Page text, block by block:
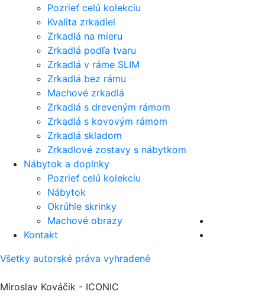
Pozrieť celú kolekciu
Kvalita zrkadiel
Zrkadlá na mieru
Zrkadlá podľa tvaru
Zrkadlá v ráme SLIM
Zrkadlá bez rámu
Machové zrkadlá
Zrkadlá s dreveným rámom
Zrkadlá s kovovým rámom
Zrkadlá skladom
Zrkadlové zostavy s nábytkom
Nábytok a doplnky
Pozrieť celú kolekciu
Nábytok
Okrúhle skrinky
Machové obrazy
Kontakt
Všetky autorské práva vyhradené
Miroslav Kováčik - ICONIC